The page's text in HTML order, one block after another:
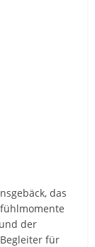
das
der
für